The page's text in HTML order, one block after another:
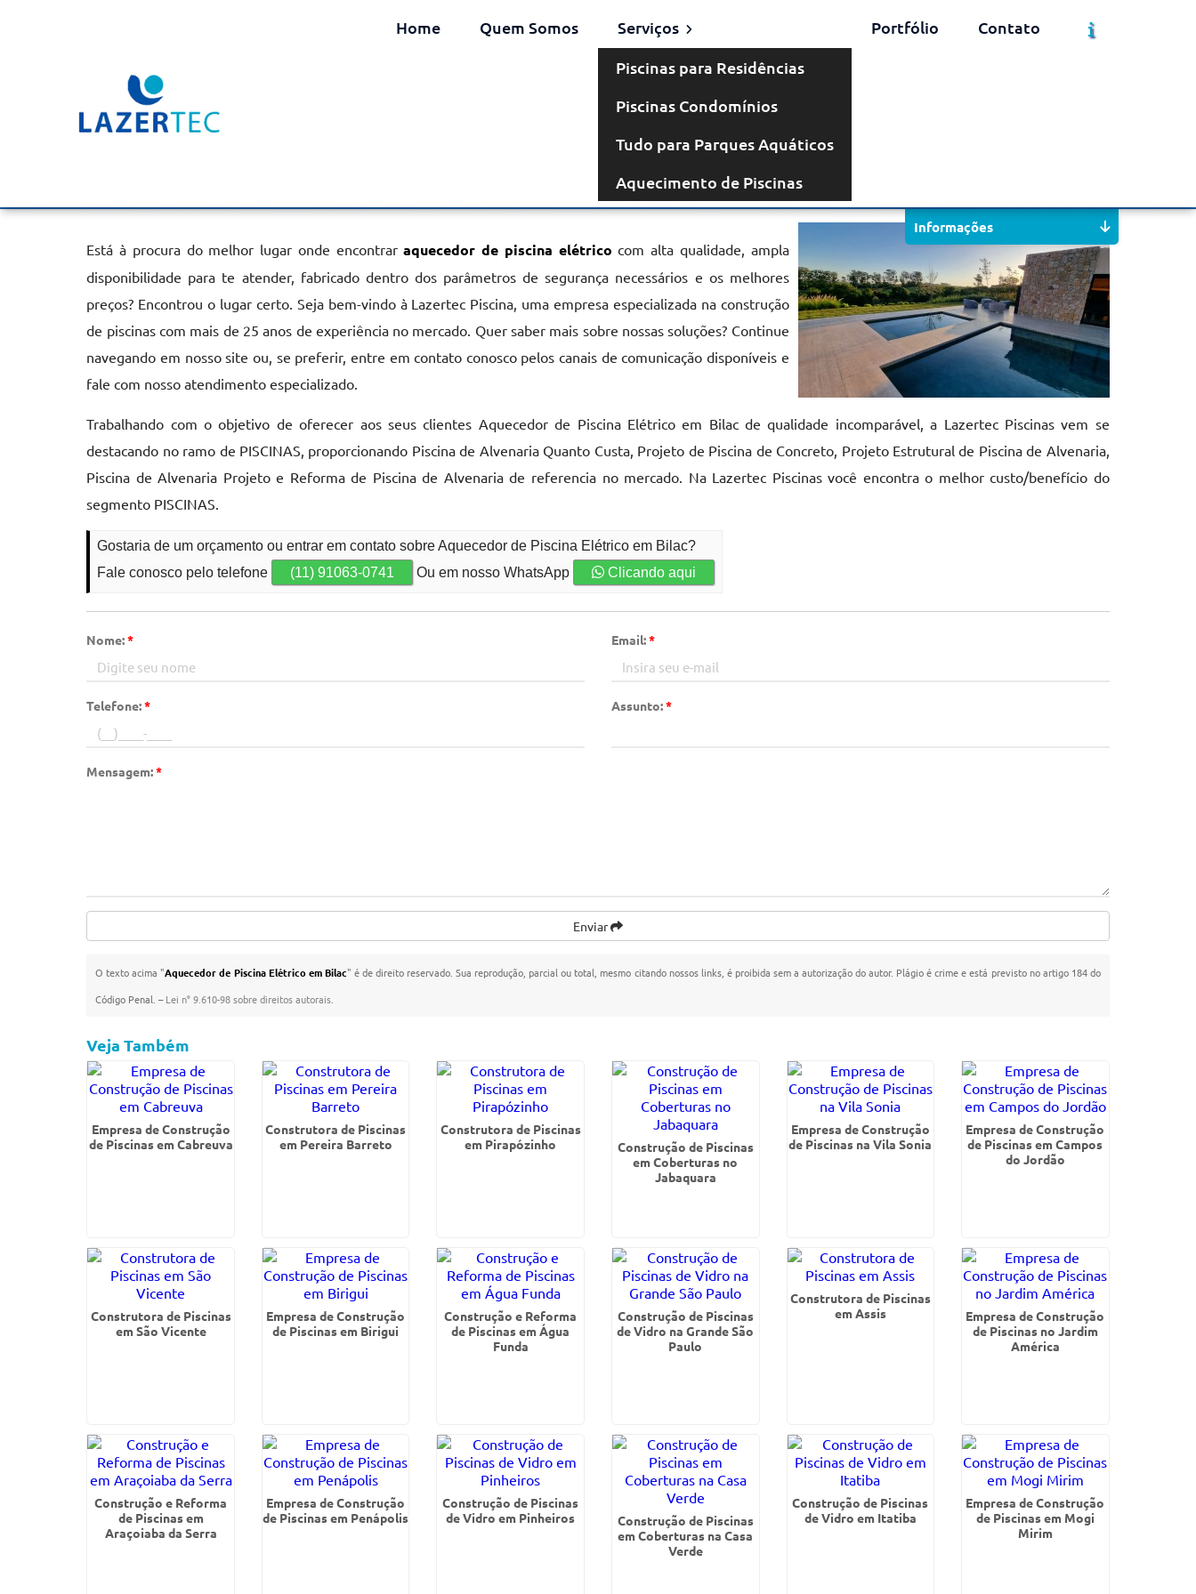
Home Quem Somos
Serviços
Piscinas para Residências
Piscinas Condomínios
Tudo para Parques Aquáticos
Aquecimento de Piscinas
Portfólio Contato
Aquecedor de Piscina Elétrico em
Solicite um Orçamento
Está à procura do melhor lugar onde encontraraquecedor de piscina elétrico com alta qualidade, ampla
disponibilidade para te atender, fabricado dentro dos parâmetros de segurança necessários e os melhores
preços? Encontrou o lugar certo. Seja bem-vindo à Lazertec Piscina, uma empresa especializada na construção
de piscinas com mais de 25 anos de experiência no mercado. Quer saber mais sobre nossas soluções? Continue
navegando em nosso site ou, se preferir, entre em contato conosco pelos canais de comunicação disponíveis e
fale com nosso atendimento especializado.
Trabalhando com o objetivo de oferecer aos seus clientes Aquecedor de Piscina Elétrico em Bilac de qualidade incomparável, a Lazertec Piscinas vem se
destacando no ramo de PISCINAS, proporcionando Piscina de Alvenaria Quanto Custa, Projeto de Piscina de Concreto, Projeto Estrutural de Piscina de Alvenaria,
Piscina de Alvenaria Projeto e Reforma de Piscina de Alvenaria de referencia no mercado. Na Lazertec Piscinas você encontra o melhor custo/benefício do
segmento PISCINAS.
Gostaria de um orçamento ou entrar em contato sobre Aquecedor de Piscina Elétrico em Bilac?
Fale conosco pelo telefone
(11) 91063-0741 Ou em nosso WhatsApp Clicando aqui
Nome:* Email:*
Telefone:* Assunto:*
Mensagem:*
Enviar
O texto acima "Aquecedor de Piscina Elétrico em Bilac" é de direito reservado. Sua reprodução, parcial ou total, mesmo citando nossos links, é proibida sem a autorização do autor. Plágio é crime e está previsto no artigo 184 do
Código Penal. –Lei n° 9.610-98 sobre direitos autorais
Informações
Veja Também
Empresa de Construção
de Piscinas em Cabreuva
Construtora de Piscinas
em Pereira Barreto
Construtora de Piscinas
em Pirapózinho
Construção de Piscinas
em Coberturas no
Jabaquara
Empresa de Construção
de Piscinas na Vila Sonia
Empresa de Construção
de Piscinas em Campos
do Jordão
Construtora de Piscinas
em São Vicente
Empresa de Construção
de Piscinas em Birigui
Construção e Reforma
de Piscinas em Água
Funda
Construção de Piscinas
de Vidro na Grande São
Paulo
Construtora de Piscinas
em Assis
Empresa de Construção
de Piscinas no Jardim
América
Construção e Reforma
de Piscinas em
Araçoiaba da Serra
Empresa de Construção
de Piscinas em Penápolis
Construção de Piscinas
de Vidro em Pinheiros
Construção de Piscinas
em Coberturas na Casa
Verde
Construção de Piscinas
de Vidro em Itatiba
Empresa de Construção
de Piscinas em Mogi
Mirim